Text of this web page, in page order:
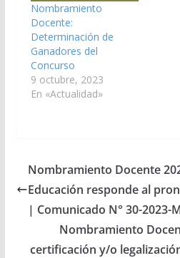
Nombramiento
Docente:
Determinación de
Ganadores del
Concurso
9 octubre, 2023
En «Actualidad»
Nombramiento Docente
Educación responde al
| Comunicado N° 30-2023-
Nombramiento
certificación y/o